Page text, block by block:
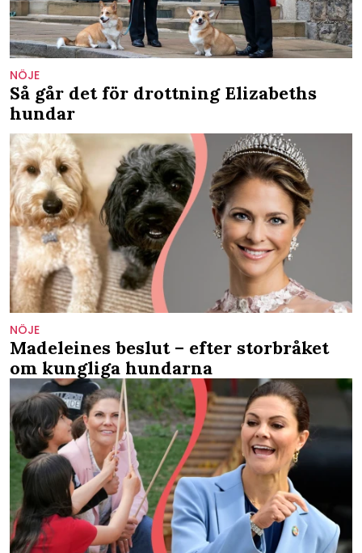
NÖJE
Så går det för drottning Elizabeths
hundar
NÖJE
Madeleines beslut – efter storbråket
om kungliga hundarna